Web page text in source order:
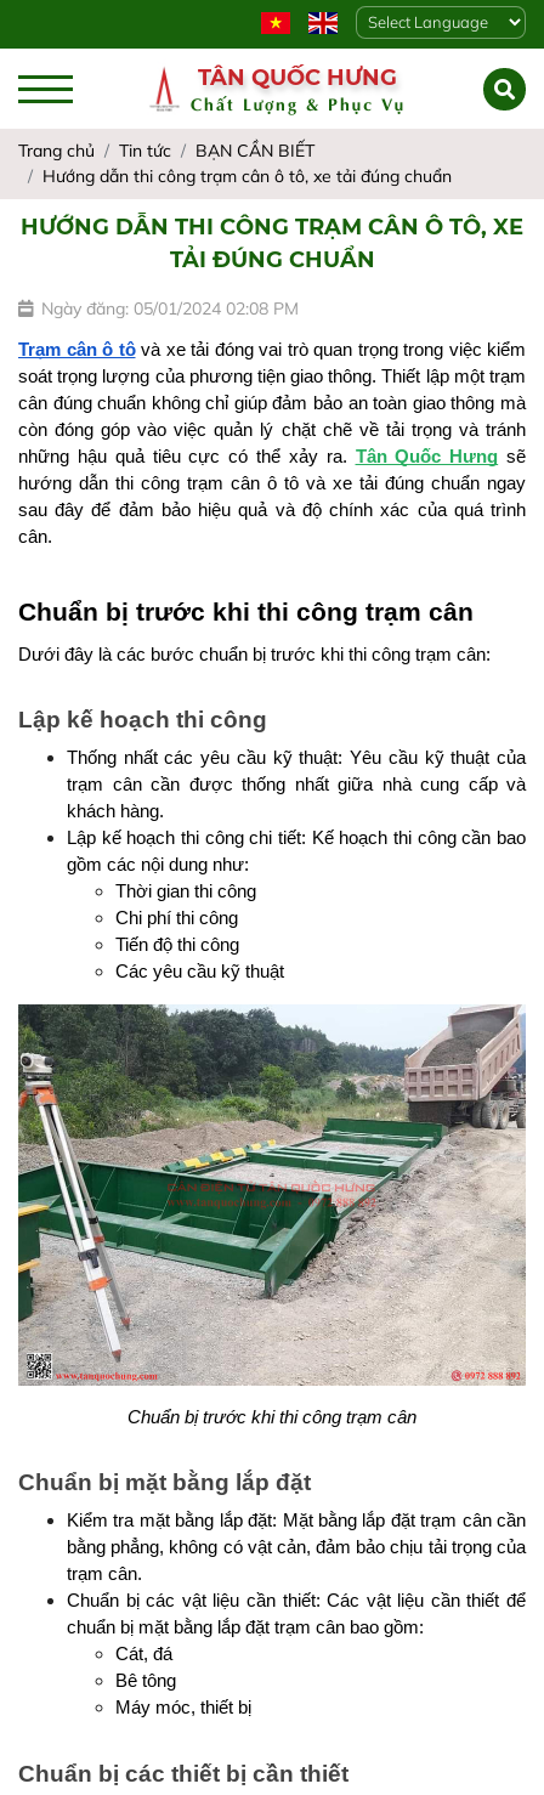
Powered by
TÂN QUỐC HƯNG
Chất Lượng & Phục Vụ
Trang chủ Tin tức
BẠN CẦN BIẾT
Hướng dẫn thi công trạm cân ô tô, xe tải đúng chuẩn
HƯỚNG DẪN THI CÔNG TRẠM CÂN Ô TÔ, XE
TẢI ĐÚNG CHUẨN
Ngày đăng: 05/01/2024 02:08 PM
Trạm cân ô tô và xe tải đóng vai trò quan trọng trong việc kiểm
soát trọng lượng của phương tiện giao thông. Thiết lập một trạm
cân đúng chuẩn không chỉ giúp đảm bảo an toàn giao thông mà
còn đóng góp vào việc quản lý chặt chẽ về tải trọng và tránh
những hậu quả tiêu cực có thể xảy ra. Tân Quốc Hưng sẽ
hướng dẫn thi công trạm cân ô tô và xe tải đúng chuẩn ngay
sau đây để đảm bảo hiệu quả và độ chính xác của quá trình
cân.
Chuẩn bị trước khi thi công trạm cân
Dưới đây là các bước chuẩn bị trước khi thi công trạm cân:
Lập kế hoạch thi công
Thống nhất các yêu cầu kỹ thuật: Yêu cầu kỹ thuật của
trạm cân cần được thống nhất giữa nhà cung cấp và
khách hàng.
Lập kế hoạch thi công chi tiết: Kế hoạch thi công cần bao
gồm các nội dung như:
Thời gian thi công
Chi phí thi công
Tiến độ thi công
Các yêu cầu kỹ thuật
Chuẩn bị trước khi thi công trạm cân
Chuẩn bị mặt bằng lắp đặt
Kiểm tra mặt bằng lắp đặt: Mặt bằng lắp đặt trạm cân cần
bằng phẳng, không có vật cản, đảm bảo chịu tải trọng của
trạm cân.
Chuẩn bị các vật liệu cần thiết: Các vật liệu cần thiết để
chuẩn bị mặt bằng lắp đặt trạm cân bao gồm:
Cát, đá
Bê tông
Máy móc, thiết bị
Chuẩn bị các thiết bị cần thiết